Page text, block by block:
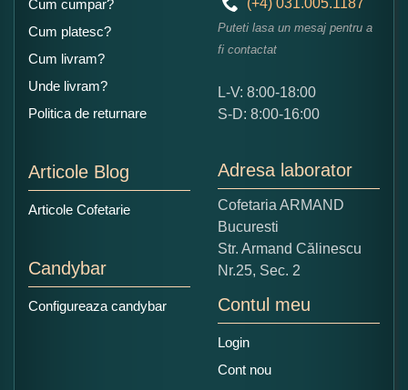
Ce nota acordati acestui produs?
5
Copiati alaturi numarul din imagine:
Cum cumpar?
Cum platesc?
Cum livram?
Unde livram?
Politica de returnare
Articole Blog
Articole Cofetarie
Candybar
Configureaza candybar
Puteti lasa un mesaj pentru a
fi contactat
L-V: 8:00-18:00
S-D: 8:00-16:00
Adresa laborator
Cofetaria ARMAND
Bucuresti
Str. Armand Călinescu
Nr.25, Sec. 2
Contul meu
Login
Cont nou